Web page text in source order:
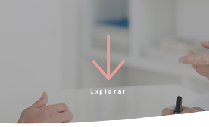
Explorar